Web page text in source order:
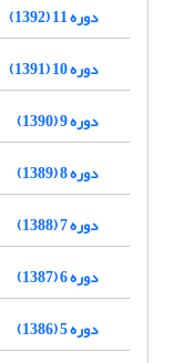
دوره 11 (1392)
دوره 10 (1391)
دوره 9 (1390)
دوره 8 (1389)
دوره 7 (1388)
دوره 6 (1387)
دوره 5 (1386)